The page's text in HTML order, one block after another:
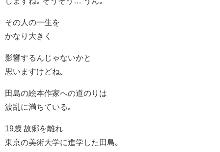
その人の一生を
かなり大きく
影響するんじゃないかと
思いますけどね｡
田島の絵本作家への道のりは
波乱に満ちている｡
19歳 故郷を離れ
東京の美術大学に進学した田島｡